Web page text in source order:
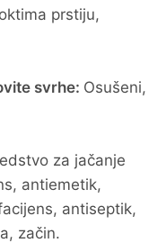
prstiju,
svrhe: Osušeni,
za jačanje
antiemetik,
antiseptik,
začin.